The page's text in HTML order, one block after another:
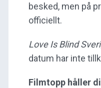
besked, men på
officiellt.
Love Is Blind
datum har inte
Filmtopp håller